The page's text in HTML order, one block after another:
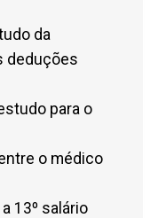
da
deduções
para o
o médico
13º salário